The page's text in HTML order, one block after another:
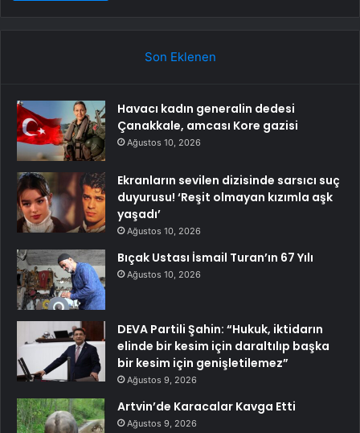
Son Eklenen
Havacı kadın generalin dedesi
Çanakkale, amcası Kore gazisi
Ağustos 10, 2026
Ekranların sevilen dizisinde sarsıcı suç
duyurusu! ‘Reşit olmayan kızımla aşk
yaşadı’
Ağustos 10, 2026
Bıçak Ustası İsmail Turan’ın 67 Yılı
Ağustos 10, 2026
DEVA Partili Şahin: “Hukuk, iktidarın
elinde bir kesim için daraltılıp başka
bir kesim için genişletilemez”
Ağustos 9, 2026
Artvin’de Karacalar Kavga Etti
Ağustos 9, 2026